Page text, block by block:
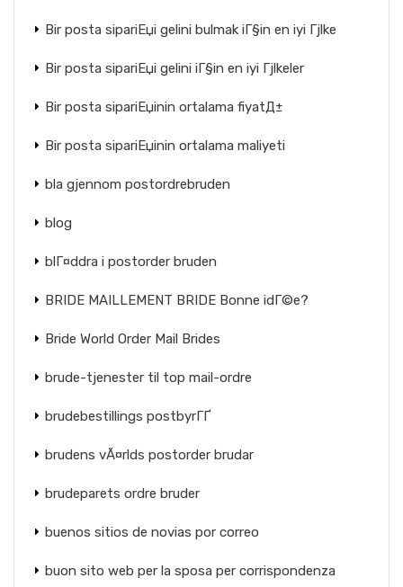
Bir posta sipariЕџi gelini bulmak iГ§in en iyi Гјlke
Bir posta sipariЕџi gelini iГ§in en iyi Гјlkeler
Bir posta sipariЕџinin ortalama fiyatД±
Bir posta sipariЕџinin ortalama maliyeti
bla gjennom postordrebruden
blog
blГ¤ddra i postorder bruden
BRIDE MAILLEMENT BRIDE Bonne idГ©e?
Bride World Order Mail Brides
brude-tjenester til top mail-ordre
brudebestillings postbyrГҐ
brudens vÃ¤rlds postorder brudar
brudeparets ordre bruder
buenos sitios de novias por correo
buon sito web per la sposa per corrispondenza